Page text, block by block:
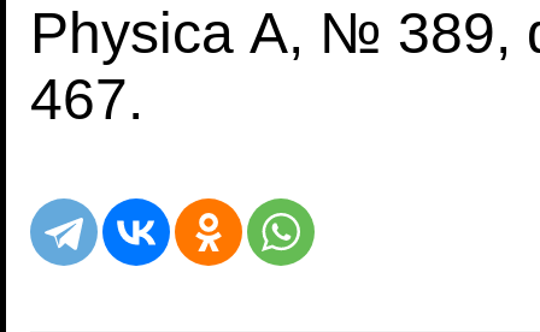
Physica А, № 389,
467.